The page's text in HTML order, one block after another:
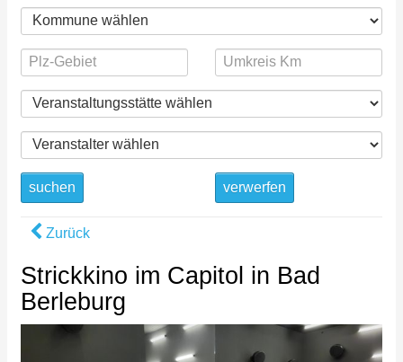
suchen verwerfen
Zurück
Strickkino im Capitol in Bad
Berleburg